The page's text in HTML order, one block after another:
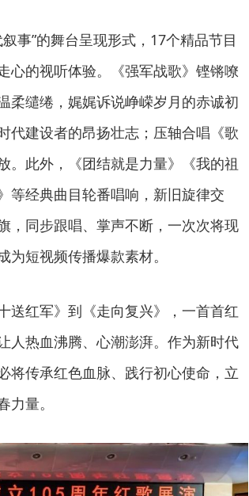
事”的舞台呈现形式，17个精品节目
心的视听体验。《强军战歌》铿锵嘹
柔缱绻，娓娓诉说峥嵘岁月的赤诚初
代建设者的昂扬壮志；压轴合唱《歌
。此外，《团结就是力量》《我的祖
等经典曲目轮番唱响，新旧旋律交
，同步跟唱、掌声不断，一次次将现
短视频传播爆款素材。
送红军》到《走向复兴》，一首首红
人热血沸腾、心潮澎湃。作为新时代
将传承红色血脉、践行初心使命，立
量。